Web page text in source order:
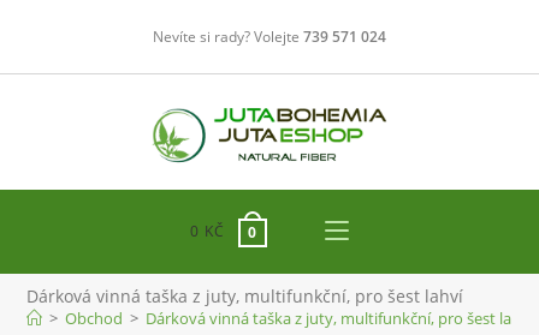
obsahu
Nevíte si rady? Volejte 739 571 024
0 KČ 0
Dárková vinná taška z juty, multifunkční, pro šest lahví
> Obchod > Dárková vinná taška z juty, multifunkční, pro šest lahví